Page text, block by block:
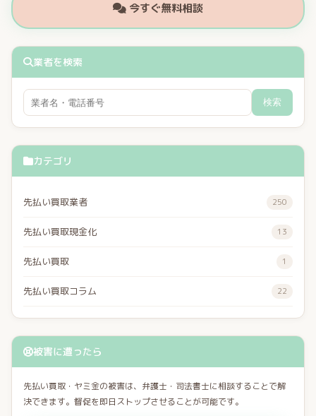
今すぐ無料相談
業者を検索
検索
カテゴリ
先払い買取業者 250
先払い買取現金化 13
先払い買取 1
先払い買取コラム 22
被害に遭ったら
先払い買取・ヤミ金の被害は、弁護士・司法書士に相談することで解
決できます。督促を即日ストップさせることが可能です。